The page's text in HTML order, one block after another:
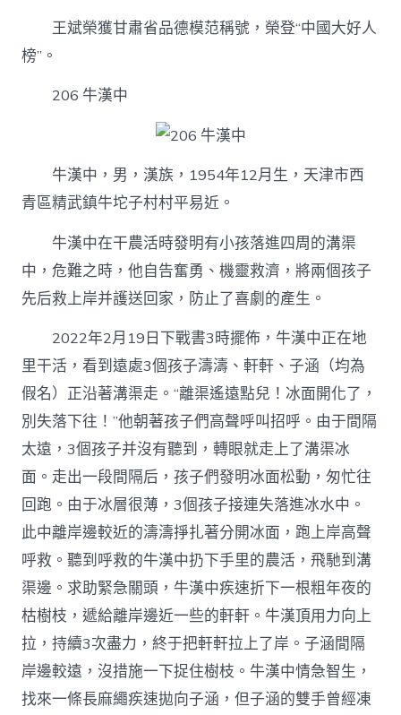
王斌榮獲甘肅省品德模范稱號，榮登“中國大好人
榜”。
206 牛漢中
牛漢中，男，漢族，1954年12月生，天津市西
青區精武鎮牛坨子村村平易近。
牛漢中在干農活時發明有小孩落進四周的溝渠
中，危難之時，他自告奮勇、機靈救濟，將兩個孩子
先后救上岸并護送回家，防止了喜劇的產生。
2022年2月19日下戰書3時擺佈，牛漢中正在地
里干活，看到遠處3個孩子濤濤、軒軒、子涵（均為
假名）正沿著溝渠走。“離渠遙遠點兒！冰面開化了，
別失落下往！”他朝著孩子們高聲呼叫招呼。由于間隔
太遠，3個孩子并沒有聽到，轉眼就走上了溝渠冰
面。走出一段間隔后，孩子們發明冰面松動，匆忙往
回跑。由于冰層很薄，3個孩子接連失落進冰水中。
此中離岸邊較近的濤濤掙扎著分開冰面，跑上岸高聲
呼救。聽到呼救的牛漢中扔下手里的農活，飛馳到溝
渠邊。求助緊急關頭，牛漢中疾速折下一根粗年夜的
枯樹枝，遞給離岸邊近一些的軒軒。牛漢頂用力向上
拉，持續3次盡力，終于把軒軒拉上了岸。子涵間隔
岸邊較遠，沒措施一下捉住樹枝。牛漢中情急智生，
找來一條長麻繩疾速拋向子涵，但子涵的雙手曾經凍